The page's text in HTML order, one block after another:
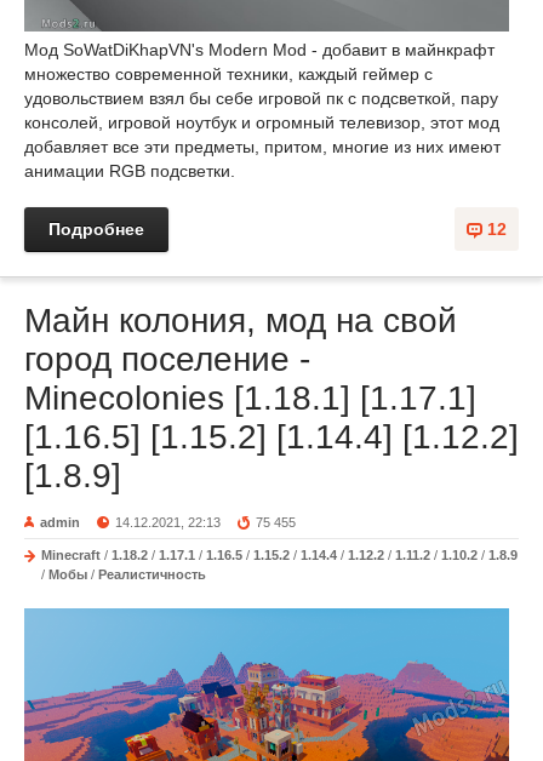
Мод SoWatDiKhapVN's Modern Mod - добавит в майнкрафт
множество современной техники, каждый геймер с
удовольствием взял бы себе игровой пк с подсветкой, пару
консолей, игровой ноутбук и огромный телевизор, этот мод
добавляет все эти предметы, притом, многие из них имеют
анимации RGB подсветки.
12
Подробнее
Майн колония, мод на свой
город поселение -
Minecolonies [1.18.1] [1.17.1]
[1.16.5] [1.15.2] [1.14.4] [1.12.2]
[1.8.9]
admin 14.12.2021, 22:13 75 455
Minecraft / 1.18.2 / 1.17.1 / 1.16.5 / 1.15.2 / 1.14.4 / 1.12.2 / 1.11.2 / 1.10.2 / 1.8.9
/ Мобы / Реалистичность